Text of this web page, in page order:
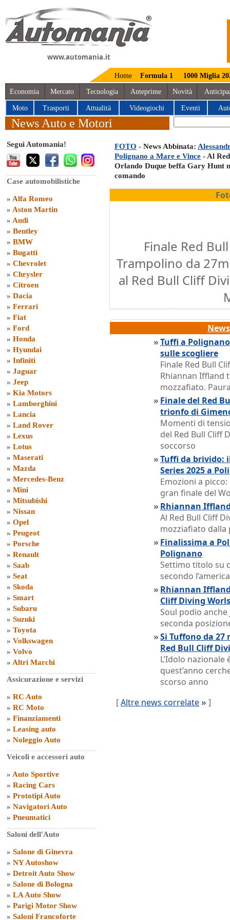
www.automania.it
Home Formula 1 1000 Miglia
Economia Mercato Tecnologia Anteprime Novità
Moto Trasporti Attualità Videogiochi Eventi
News Auto e Motori
Segui Automania!
Case automobilistiche
» Alfa Romeo
» Aston Martin
» Audi
» Bentley
» BMW
» Bugatti
» Chevrolet
» Chrysler
» Citroen
» Dacia
» Ferrari
» Fiat
» Ford
» Honda
» Hyundai
» Infiniti
» Jaguar
» Jeep
» Kia Motors
» Lamborghini
» Lancia
» Land Rover
» Lexus
» Lotus
» Maserati
» Mazda
» Mercedes-Benz
» Mini
» Mitsubishi
» Nissan
» Opel
» Peugeot
» Porsche
» Renault
» Saab
» Seat
» Skoda
» Smart
» Subaru
» Suzuki
» Toyota
» Volkswagen
» Volvo
» Altri Marchi
Assicurazione e servizi
» RC Auto
» RC Moto
» Finanziamenti
» Leasing auto
» Noleggio Auto
Veicoli e accessori auto
» Auto Sportive
» Racing Cars
» Prototipi Auto
» Navigatori Auto
» Pneumatici
Saloni dell'Auto
» Salone di Ginevra
» NY Autoshow
» Detroit Auto Show
» Salone di Bologna
» LA Auto Show
» Parigi Motor Show
» Saloni Francoforte
FOTO - News Abbinata:
Polignano a Mare e Vince - Al
Orlando Duque beffa Gary Hunt
comando
Finale Red
Trampolino da
al Red Bull Cliff
»Tuffi a
sulle scogliere
Finale Red Bull
Rhiannan Iffland
mozzafiato.
» Finale del Red
trionfo di
Momenti di
del Red Bull Cliff
soccorso
»Tuffi da brivido:
Series 2025 a
Emozioni a
gran finale del
» Rhiannan
Al Red Bull Cliff
mozziafiato
» Finalissima a
Polignano
Settimo titolo su
secondo
» Rhiannan
Cliff Diving
Soul podio anche
seconda
»Si Tuffono da
Red Bull Cliff
L’Idolo nazionale
quest’anno
scorso anno
[Altre news correlate » ]